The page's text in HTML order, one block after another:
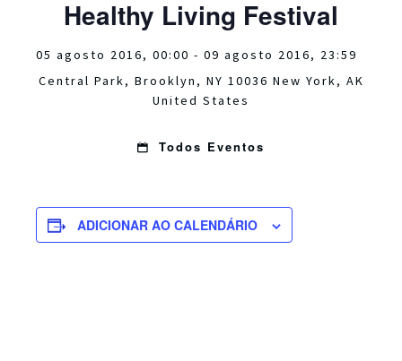
Healthy Living Festival
05 agosto 2016, 00:00 - 09 agosto 2016, 23:59
Central Park, Brooklyn, NY 10036 New York, AK
United States
Todos Eventos
ADICIONAR AO CALENDÁRIO